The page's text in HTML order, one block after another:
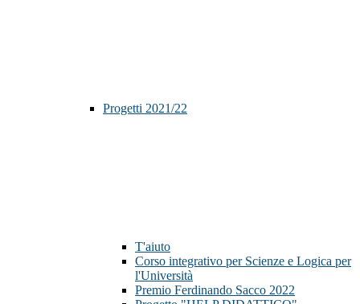
Progetti 2021/22
T'aiuto
Corso integrativo per Scienze e Logica per
l'Università
Premio Ferdinando Sacco 2022